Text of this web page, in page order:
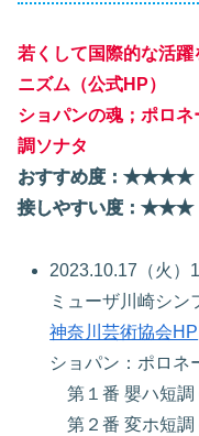
若くして国際的な活
ニズム（公式HP）
ショパンの魂；ポロ
調ソナタ
おすすめ度：★★★★
接しやすい度：★★★
2023.10.17（火
ミューザ川崎シン
神奈川芸術協会HP
ショパン：ポロネ
第１番 嬰ハ短調
第２番 変ホ短調